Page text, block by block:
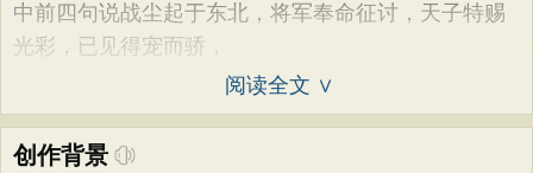
中前四句说战尘起于东北，将军奉命征讨，天子特赐
光彩，已见得宠而骄，
阅读全文 ∨
创作背景